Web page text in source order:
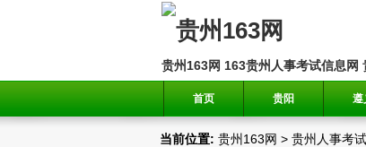
贵州163网 163贵州人事考试信息网
首页 贵阳 遵
当前位置: 贵州163网 > 贵州人事考